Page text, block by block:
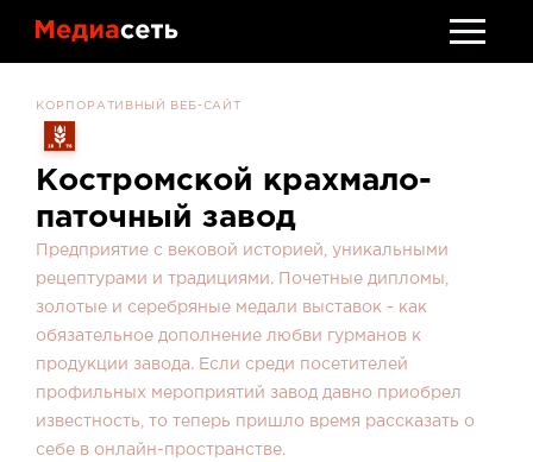
Обсудить проект
КОРПОРАТИВНЫЙ ВЕБ-САЙТ
Костромской крахмало-
паточный завод
Предприятие с вековой историей, уникальными
рецептурами и традициями. Почетные дипломы,
золотые и серебряные медали выставок - как
обязательное дополнение любви гурманов к
продукции завода. Если среди посетителей
профильных мероприятий завод давно приобрел
известность, то теперь пришло время рассказать о
себе в онлайн-пространстве.